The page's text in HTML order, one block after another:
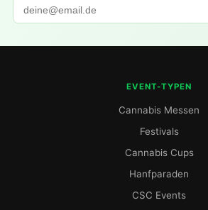
EVENT-TYPEN
Cannabis Messen
Festivals
Cannabis Cups
Hanfparaden
CSC Events